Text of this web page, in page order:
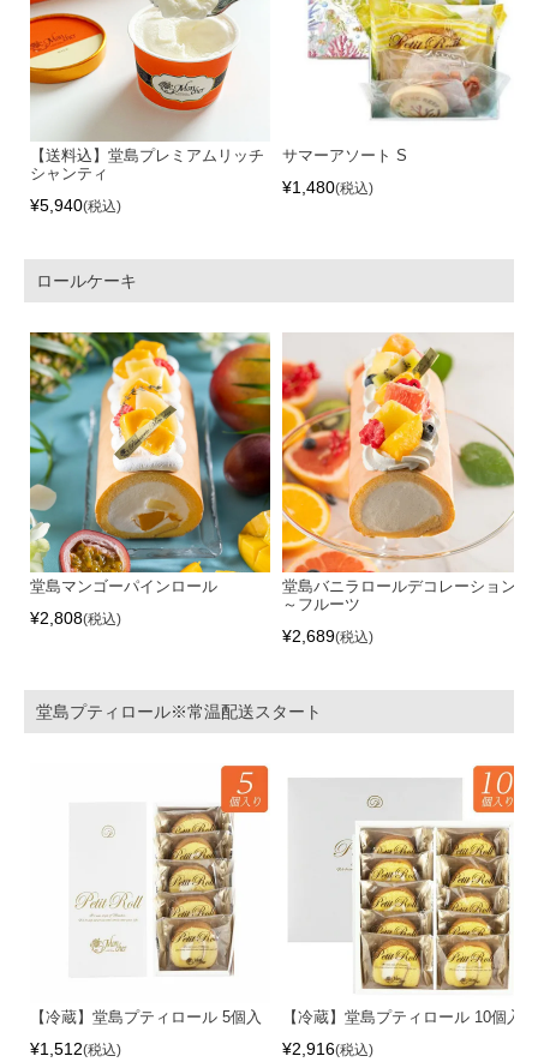
【送料込】堂島プレミアムリッチ
シャンティ
¥5,940 税込
サマーアソート S
¥1,480 税込
ロールケーキ
堂島マンゴーパインロール
¥2,808 税込
堂島バニラロールデコレーション
～フルーツ
¥2,689 税込
堂島プティロール※常温配送スタート
【冷蔵】堂島プティロール 5個入
¥1,512 税込
【冷蔵】堂島プティロール 10個入
¥2,916 税込